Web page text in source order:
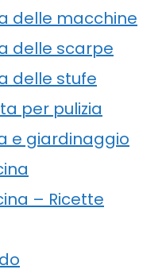
delle macchine
delle scarpe
delle stufe
per pulizia
e giardinaggio
– Ricette